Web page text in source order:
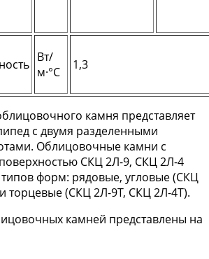
Вт/
м·°С
1,3
камня представляет
с двумя разделенными
Облицовочные камни с
СКЦ 2Л-9, СКЦ 2Л-4
типов форм: рядовые, угловые (СКЦ
торцевые (СКЦ 2Л-9Т, СКЦ 2Л-4Т).
камней представлены на